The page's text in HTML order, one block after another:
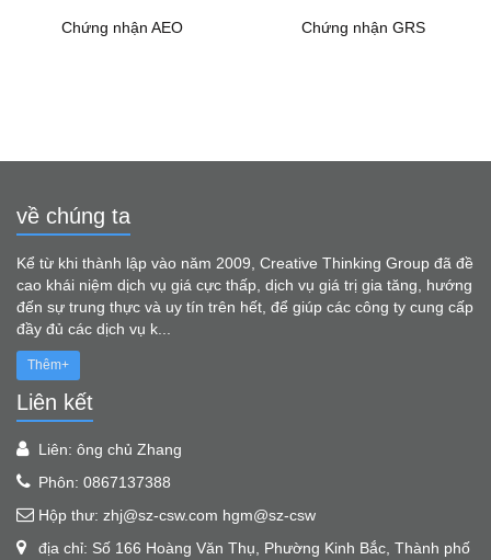
Chứng nhận AEO Chứng nhận GRS
về chúng ta
Kể từ khi thành lập vào năm 2009, Creative Thinking Group đã đề
cao khái niệm dịch vụ giá cực thấp, dịch vụ giá trị gia tăng, hướng
đến sự trung thực và uy tín trên hết, để giúp các công ty cung cấp
đầy đủ các dịch vụ k...
Thêm+
Liên kết
Liên: ông chủ Zhang
Phôn: 0867137388
Hộp thư: zhj@sz-csw.com hgm@sz-csw
địa chỉ: Số 166 Hoàng Văn Thụ, Phường Kinh Bắc, Thành phố